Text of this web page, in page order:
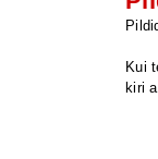
Kui
kiri